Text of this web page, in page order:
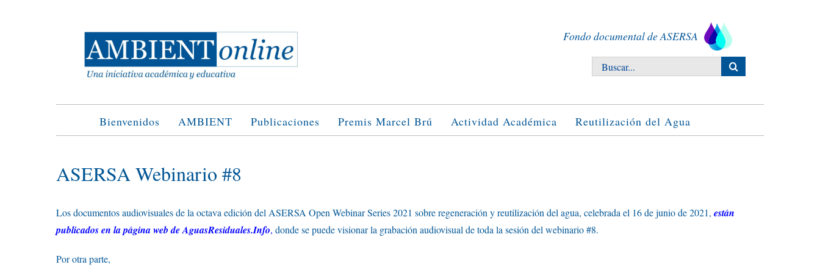
Fondo documental de ASERSA
Buscar:
Bienvenidos AMBIENT Publicaciones Premis Marcel Brú Actividad Académica Reutilización del Agua
ASERSA Webinario #8
Los documentos audiovisuales de la octava edición del ASERSA Open Webinar Series 2021 sobre regeneración y reutilización del agua, celebrada el 16 de junio de 2021, están
publicados en la página web de AguasResiduales.Info, donde se puede visionar la grabación audiovisual de toda la sesión del webinario #8.
Por otra parte,